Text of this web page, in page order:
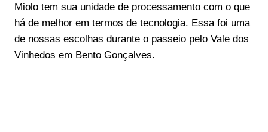
Miolo tem sua unidade de processamento com o que
há de melhor em termos de tecnologia. Essa foi uma
de nossas escolhas durante o passeio pelo Vale dos
Vinhedos em Bento Gonçalves.